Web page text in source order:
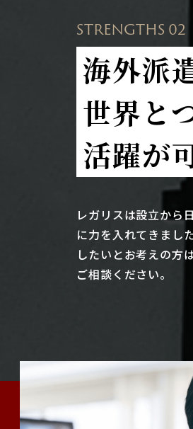
STRENGTHS 02
海外派
世界と
活躍が
レガリスは設立から
に力を入れてきまし
したいとお考えの方
ご相談ください。